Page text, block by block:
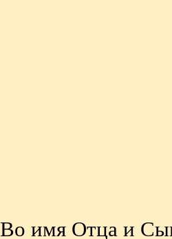
Во имя Отца и